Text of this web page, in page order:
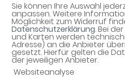
Sie können Ihre Auswahl
anpassen. Weitere
Möglichkeit zum Widerruf
Datenschutzerklärung. Bei
und Karten werden
Adresse) an die Anbieter
gesetzt. Hierfür gelten die
der jeweiligen Anbieter.
Websiteanalyse
Willkommen in
Ihre